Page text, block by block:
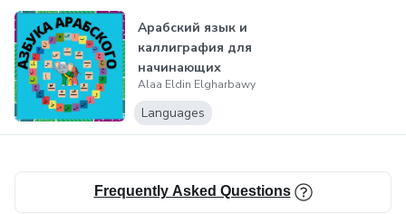
2. Представляться, рассказывать о себе.
3. Задавать различные вопросы собеседнику.
4. Считать от 1 до 100, делать покупки и заказы и
многое другое.
Также являюсь автором и разработчиком онлайн-
платформы для изучения арабского языка «Академии
Салям» и специализированных курсов арабского
языка онлайн:
2. Фразовые глаголы
Арабский язык и
каллиграфия для
начинающих
(Arabic language)
Alaa Eldin Elgharbawy
Languages
Frequently Asked Questions